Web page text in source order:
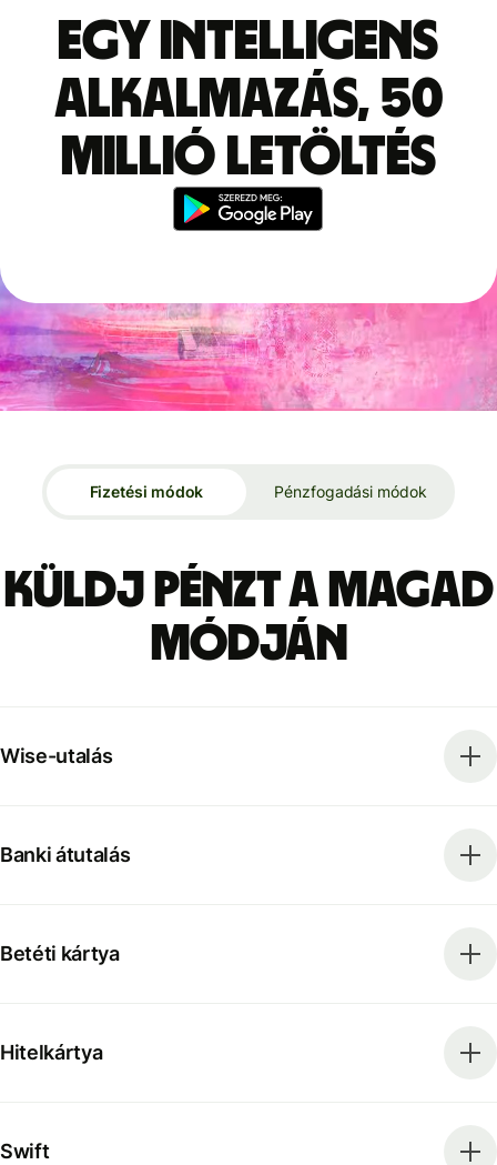
Egy intelligens
alkalmazás, 50
millió letöltés
Fizetési módok Pénzfogadási módok
Küldj pénzt a magad
módján
Wise-utalás
Banki átutalás
Betéti kártya
Hitelkártya
Swift